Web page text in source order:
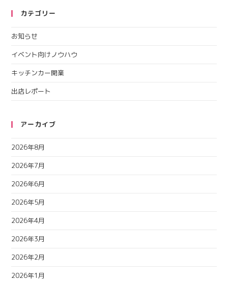
カテゴリー
お知らせ
イベント向けノウハウ
キッチンカー開業
出店レポート
アーカイブ
2026年8月
2026年7月
2026年6月
2026年5月
2026年4月
2026年3月
2026年2月
2026年1月